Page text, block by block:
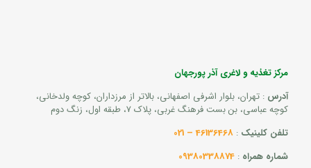
مرکز تغذیه و لاغری آذر پورجهان
آدرس : تهران، بلوار اشرفی اصفهانی، بالاتر از مرزداران، کوچه ولدخانی،
کوچه عباسی، بن بست فرهنگ غربی، پلاک 7، طبقه اول، زنگ دوم
تلفن کلینیک :
46136468 – 021
شماره همراه :
09380338874